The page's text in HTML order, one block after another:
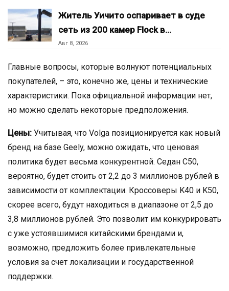
Житель Уичито оспаривает в суде
сеть из 200 камер Flock в…
Авг 8, 2026
Главные вопросы, которые волнуют потенциальных
покупателей, – это, конечно же, цены и технические
характеристики. Пока официальной информации нет,
но можно сделать некоторые предположения.
Цены: Учитывая, что Volga позиционируется как новый
бренд на базе Geely, можно ожидать, что ценовая
политика будет весьма конкурентной. Седан C50,
вероятно, будет стоить от 2,2 до 3 миллионов рублей в
зависимости от комплектации. Кроссоверы K40 и K50,
скорее всего, будут находиться в диапазоне от 2,5 до
3,8 миллионов рублей. Это позволит им конкурировать
с уже устоявшимися китайскими брендами и,
возможно, предложить более привлекательные
условия за счет локализации и государственной
поддержки.